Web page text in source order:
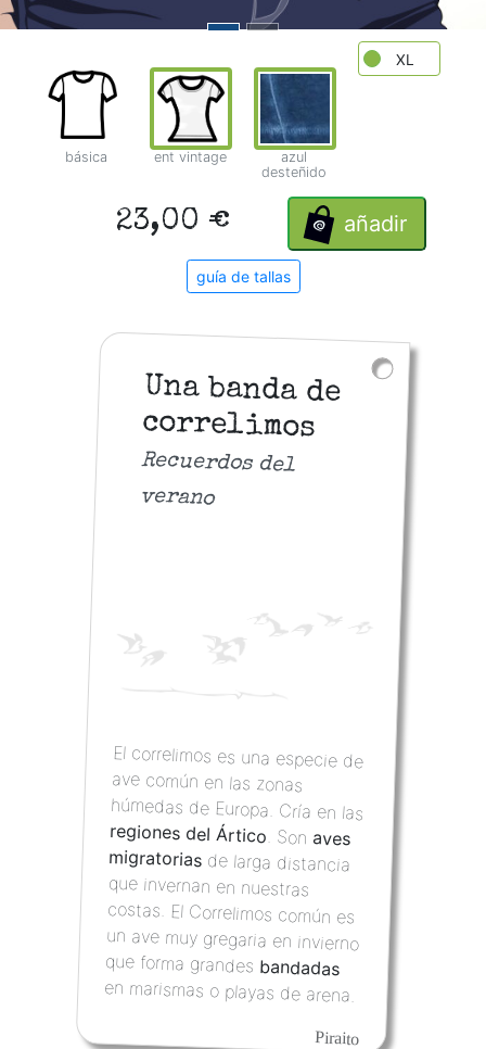
Una banda de
correlimos
Recuerdos del
verano
El correlimos es una especie de
ave común en las zonas
húmedas de Europa. Cría en las
regiones del Ártico. Son aves
migratorias de larga distancia
que invernan en nuestras
costas. El Correlimos común es
un ave muy gregaria en invierno
que forma grandes bandadas
en marismas o playas de arena.
Piraito
básica ent vintage
azul
desteñido
XL
23,00 € añadir
guía de tallas